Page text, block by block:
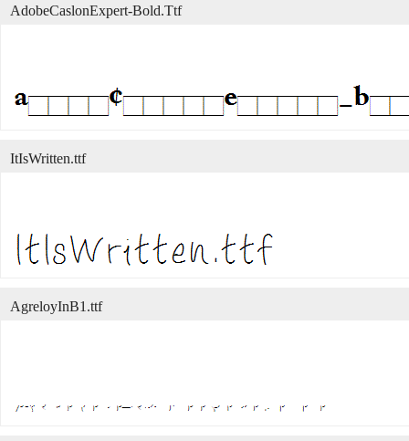
AdobeCaslonExpert-Bold.Ttf
ItIsWritten.ttf
AgreloyInB1.ttf